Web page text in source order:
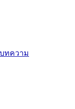
ทความ